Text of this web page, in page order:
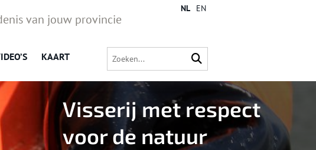
van jouw provincie
KAART
NL EN
Visserij met respect
voor de natuur